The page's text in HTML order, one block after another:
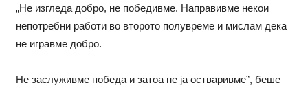
„Не изгледа добро, не победивме. Направивме некои
непотребни работи во второто полувреме и мислам дека
не игравме добро.
Не заслуживме победа и затоа не ја остваривме”, беше